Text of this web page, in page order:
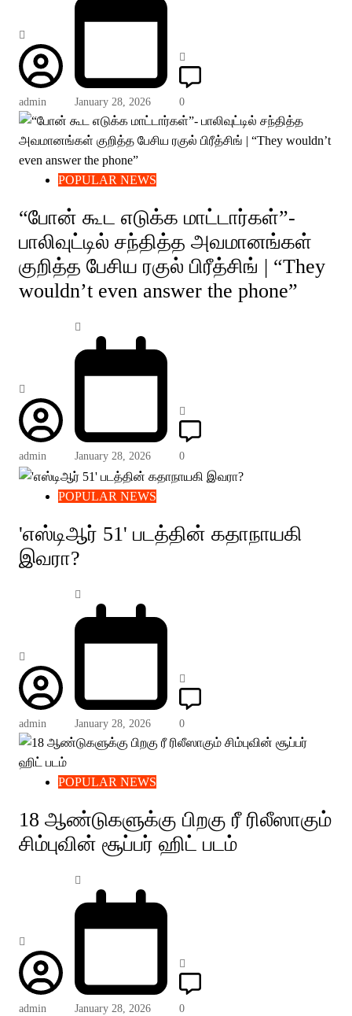
admin January 28, 2026 0
POPULAR NEWS
“போன் கூட எடுக்க மாட்டார்கள்”-
பாலிவுட்டில் சந்தித்த அவமானங்கள்
குறித்த பேசிய ரகுல் பிரீத்சிங் | “They
wouldn’t even answer the phone”
admin January 28, 2026 0
POPULAR NEWS
'எஸ்டிஆர் 51' படத்தின் கதாநாயகி
இவரா?
admin January 28, 2026 0
POPULAR NEWS
18 ஆண்டுகளுக்கு பிறகு ரீ ரிலீஸாகும்
சிம்புவின் சூப்பர் ஹிட் படம்
admin January 28, 2026 0